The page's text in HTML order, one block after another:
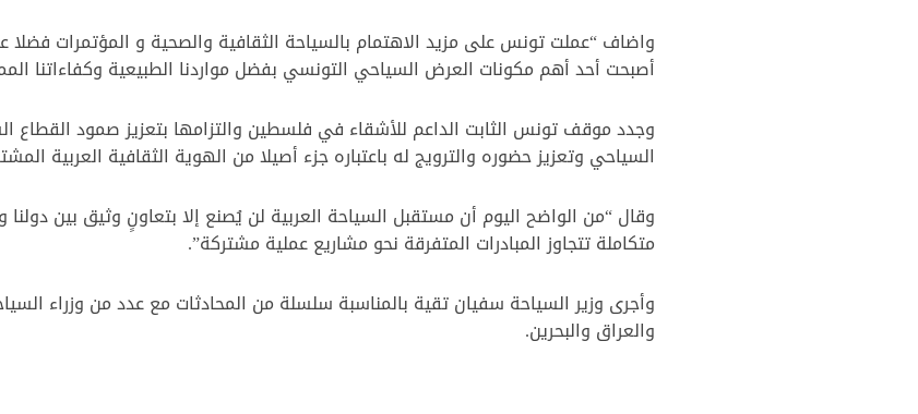
واضاف “عملت تونس على مزيد الاهتمام بالسياحة الثقافية والصحية و المؤتمرات فضلا
أصبحت أحد أهم مكونات العرض السياحي التونسي بفضل مواردنا الطبيعية وكفاءاتنا
وجدد موقف تونس الثابت الداعم للأشقاء في فلسطين والتزامها بتعزيز صمود القطاع
السياحي وتعزيز حضوره والترويج له باعتباره جزء أصيلا من الهوية الثقافية العربية
وقال “من الواضح اليوم أن مستقبل السياحة العربية لن يُصنع إلا بتعاونٍ وثيق بين دولنا
متكاملة تتجاوز المبادرات المتفرقة نحو مشاريع عملية مشتركة”.
وأجرى وزير السياحة سفيان تقية بالمناسبة سلسلة من المحادثات مع عدد من وزراء
والعراق والبحرين.